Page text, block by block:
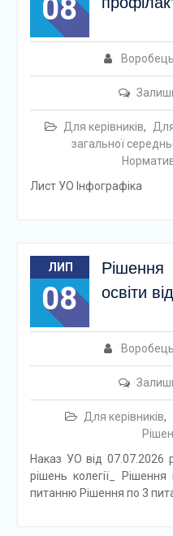
08
Для керівників,
загальної
Лист УО Інфографіка
ЛИП
08
Рішення
освіти
Для керівників,
Наказ УО від
рішень колегії_
питанню Рішення по 3